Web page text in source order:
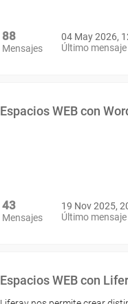
88
Mensajes
04 May 2026,
Último mensaje
Espacios WEB con
43
Mensajes
19 Nov 2025,
Último mensaje
Espacios WEB con